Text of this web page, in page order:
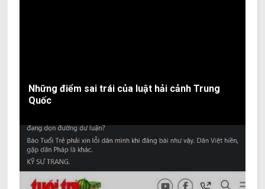
Những điểm sai trái của luật hải cảnh Trung
Quốc